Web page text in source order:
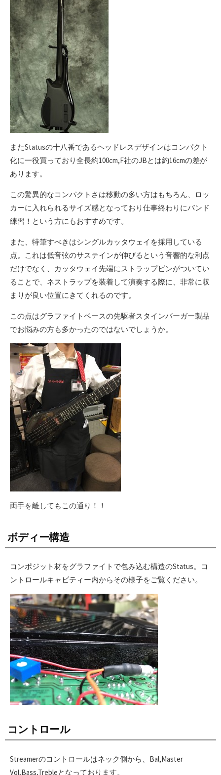
またStatusの十八番であるヘッドレスデザインはコンパクト
化に一役買っており全長約100cm,F社のJBとは約16cmの差が
あります。
この驚異的なコンパクトさは移動の多い方はもちろん、ロッ
カーに入れられるサイズ感となっており仕事終わりにバンド
練習！という方にもおすすめです。
また、特筆すべきはシングルカッタウェイを採用している
点。これは低音弦のサステインが伸びるという音響的な利点
だけでなく、カッタウェイ先端にストラップピンがついてい
ることで、ネストラップを装着して演奏する際に、非常に収
まりが良い位置にきてくれるのです。
この点はグラファイトベースの先駆者スタインバーガー製品
でお悩みの方も多かったのではないでしょうか。
両手を離してもこの通り！！
ボディー構造
コンポジット材をグラファイトで包み込む構造のStatus。コ
ントロールキャビティー内からその様子をご覧ください。
コントロール
Streamerのコントロールはネック側から、Bal,Master
Vol,Bass,Trebleとなっております。